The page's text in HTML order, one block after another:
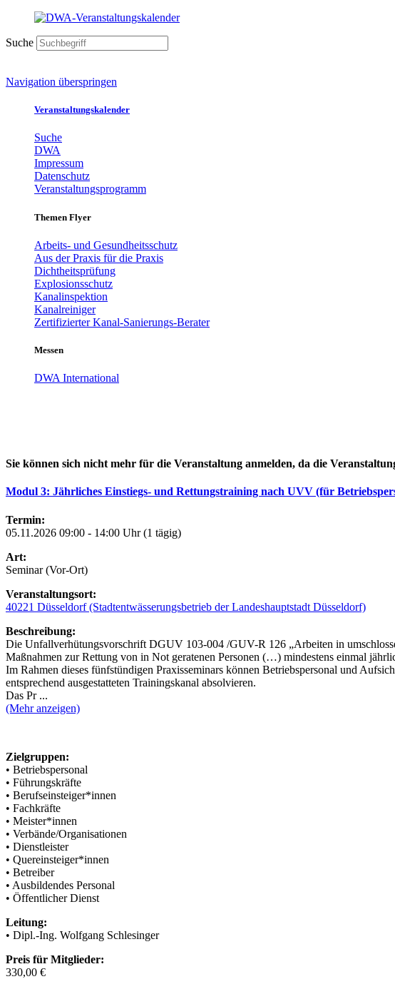
Suche
Navigation überspringen
Veranstaltungskalender
Suche
DWA
Impressum
Datenschutz
Veranstaltungsprogramm
Themen Flyer
Arbeits- und Gesundheitsschutz
Aus der Praxis für die Praxis
Dichtheitsprüfung
Explosionsschutz
Kanalinspektion
Kanalreiniger
Zertifizierter Kanal-Sanierungs-Berater
Messen
DWA International
Sie können sich nicht mehr für die Veranstaltung anmelden, da die
Modul 3: Jährliches Einstiegs- und Rettungstraining nach UVV (für
Termin:
05.11.2026 09:00 - 14:00 Uhr (1 tägig)
Art:
Seminar (Vor-Ort)
Veranstaltungsort:
40221 Düsseldorf (Stadtentwässerungsbetrieb der Landeshauptstadt Düsseldorf)
Beschreibung:
Die Unfallverhütungsvorschrift DGUV 103-004 /GUV-R 126 „Arbeiten in
Maßnahmen zur Rettung von in Not geratenen Personen (…) mindestens einmal
Im Rahmen dieses fünfstündigen Praxisseminars können Betriebspersonal und
entsprechend ausgestatteten Trainingskanal absolvieren.
Das Pr ...
(Mehr anzeigen)
Zielgruppen:
• Betriebspersonal
• Führungskräfte
• Berufseinsteiger*innen
• Fachkräfte
• Meister*innen
• Verbände/Organisationen
• Dienstleister
• Quereinsteiger*innen
• Betreiber
• Ausbildendes Personal
• Öffentlicher Dienst
Leitung:
• Dipl.-Ing. Wolfgang Schlesinger
Preis für Mitglieder:
330,00 €